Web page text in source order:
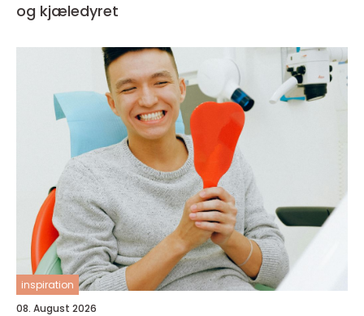
og kjæledyret
inspiration
08. August 2026